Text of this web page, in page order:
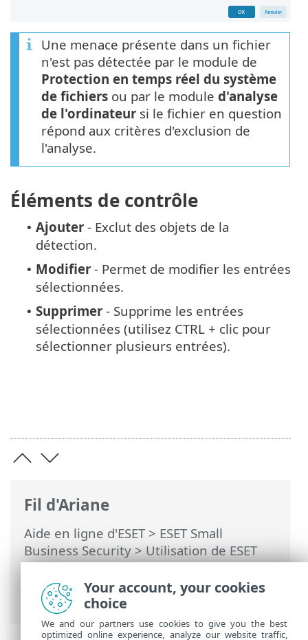
Fil d'Ariane
Aide en ligne d'ESET> ESET Small
Business Security>Utilisation de ESET
Small Business Security>Configuration
avancée >Analyse>Exclusions >
Exclusions de performance
Une menace présente dans un fichier
n'est pas détectée par le module de
Protection en temps réel du système
de fichiers ou par le module d'analyse
de l'ordinateur si le fichier en question
répond aux critères d'exclusion de
l'analyse.
Éléments de contrôle
• Ajouter - Exclut des objets de la
détection.
• Modifier - Permet de modifier les entrées
sélectionnées.
• Supprimer - Supprime les entrées
sélectionnées (utilisez CTRL + clic pour
sélectionner plusieurs entrées).
Your account, your cookies
choice
We and our partners use cookies to give you the best
optimized online experience, analyze our website traffic,